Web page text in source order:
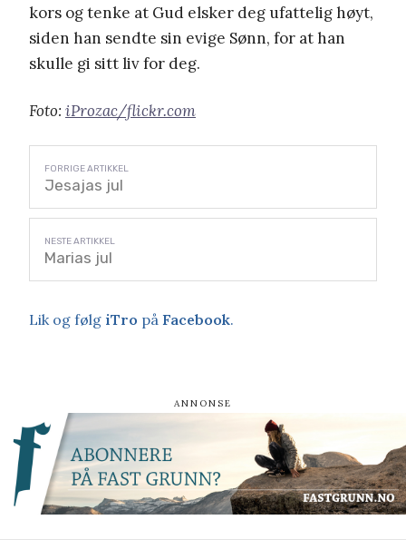
kors og tenke at Gud elsker deg ufattelig høyt,
siden han sendte sin evige Sønn, for at han
skulle gi sitt liv for deg.
Foto: iProzac/flickr.com
Jesajas jul
Marias jul
Lik og følg iTro på Facebook.